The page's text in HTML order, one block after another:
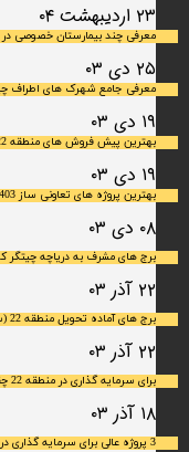
۲۳ اردیبهشت ۰۴
معرفی چند بیمارستان خصوصی در
۲۵ دی ۰۳
معرفی جامع شهرک‌ های اطراف
۱۹ دی ۰۳
بهترین پیش فروش های منطقه 22 برای سال 1403
۱۹ دی ۰۳
بهترین پروژه های تعاونی ساز 1403 در منطقه 22 کدامند؟
۰۸ دی ۰۳
برج های مشرف به دریاچه چیتگر
۲۲ آذر ۰۳
برج های آماده تحویل منطقه 22 (سال 1403)
۲۲ آذر ۰۳
برای سرمایه‌ گذاری در منطقه 22 چقدر سرمایه لازم است؟
۱۸ آذر ۰۳
3 پروژه عالی برای سرمایه گذاری در منطقه 22 (ویژه سال 1403)